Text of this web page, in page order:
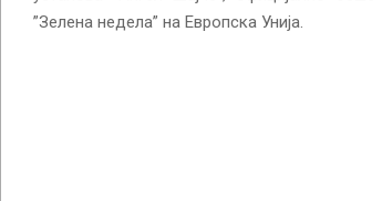
”Зелена недела” на Европска Унија.